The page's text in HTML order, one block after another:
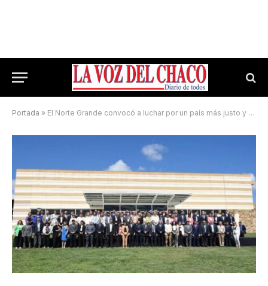
Portada » El Norte Grande convocó a luchar por un país más justo y equitativo